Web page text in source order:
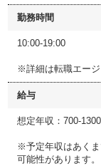
勤務時間
10:00-19:00
※詳細は転職エージ
給与
想定年収：700-
※予定年収はあく
可能性があります。